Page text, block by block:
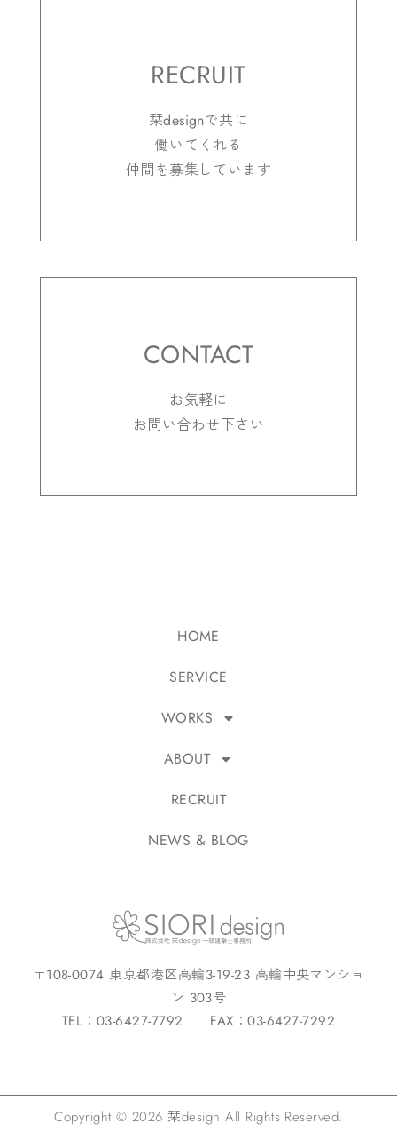
RECRUIT
栞designで共に
働いてくれる
仲間を募集しています
CONTACT
お気軽に
お問い合わせ下さい
HOME
SERVICE
WORKS
ABOUT
RECRUIT
NEWS & BLOG
〒108-0074 東京都港区高輪3-19-23 高輪中央マンショ
ン 303号
TEL：03-6427-7792 FAX：03-6427-7292
Copyright © 2026 栞design All Rights Reserved.